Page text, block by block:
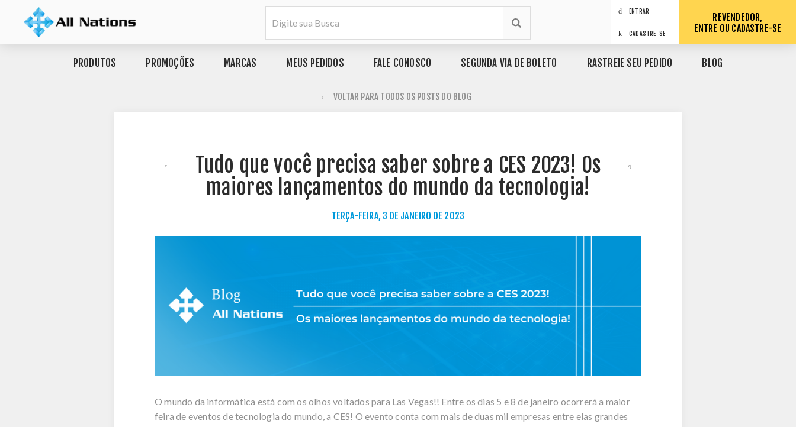
ENTRAR
CADASTRE-SE
REVENDEDOR,
ENTRE OU CADASTRE-SE
PRODUTOS PROMOÇÕES MARCAS MEUS PEDIDOS FALE CONOSCO SEGUNDA VIA DE BOLETO RASTREIE SEU PEDIDO BLOG
VOLTAR PARA TODOS OS POSTS DO BLOG
Tudo que você precisa saber sobre a CES 2023! Os
maiores lançamentos do mundo da tecnologia!
TERÇA-FEIRA, 3 DE JANEIRO DE 2023
O mundo da informática está com os olhos voltados para Las Vegas!! Entre os dias 5 e 8 de janeiro ocorrerá a maior
feira de eventos de tecnologia do mundo, a CES! O evento conta com mais de duas mil empresas entre elas grandes